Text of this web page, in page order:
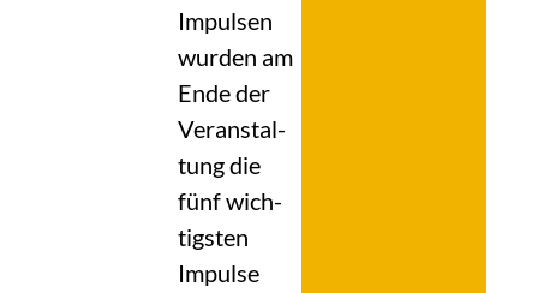
Impul­sen
wur­den am
Ende der
Ver­an­stal­
tung die
fünf wich­
tigs­ten
Impul­se